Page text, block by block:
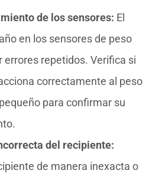
de los sensores: El
en los sensores de peso
errores repetidos. Verifica si
correctamente al peso
para confirmar su
del recipiente:
de manera inexacta o